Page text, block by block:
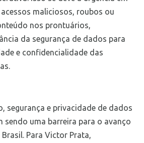
maliciosos, roubos ou
nos prontuários,
da segurança de dados para
e confidencialidade das
segurança e privacidade de dados
sendo uma barreira para o avanço
Para Victor Prata,